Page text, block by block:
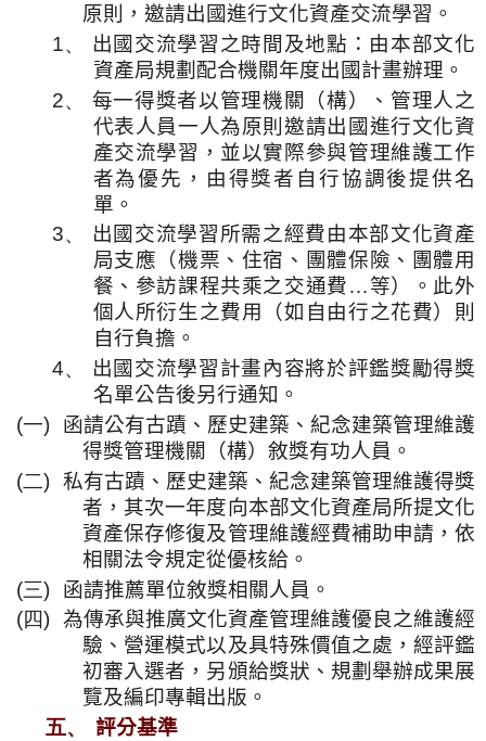
原則，邀請出國進行文化資產交流學習。
1、
出國交流學習之時間及地點：由本部文化
資產局規劃配合機關年度出國計畫辦理。
2、
每一得獎者以管理機關（構）、管理人之
代表人員一人為原則邀請出國進行文化資
產交流學習，並以實際參與管理維護工作
者為優先，由得獎者自行協調後提供名
單。
3、
出國交流學習所需之經費由本部文化資產
局支應（機票、住宿、團體保險、團體用
餐、參訪課程共乘之交通費…等）。此外
個人所衍生之費用（如自由行之花費）則
自行負擔。
4、
出國交流學習計畫內容將於評鑑獎勵得獎
名單公告後另行通知。
(一)
函請公有古蹟、歷史建築、紀念建築管理維護
得獎管理機關（構）敘獎有功人員。
(二) 私有古蹟、歷史建築、紀念建築管理維護得獎
者，其次一年度向本部文化資產局所提文化
資產保存修復及管理維護經費補助申請，依
相關法令規定從優核給。
(三)
函請推薦單位敘獎相關人員。
(四) 為傳承與推廣文化資產管理維護優良之維護經
驗、營運模式以及具特殊價值之處，經評鑑
初審入選者，另頒給獎狀、規劃舉辦成果展
覽及編印專輯出版。
五、
評分基準